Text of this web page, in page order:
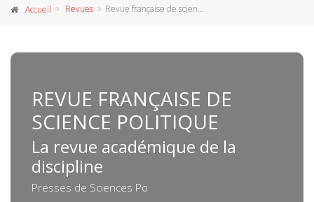
Accueil Revues Revue française de science politique
REVUE FRANÇAISE DE
SCIENCE POLITIQUE
La revue académique de la
discipline
Presses de Sciences Po